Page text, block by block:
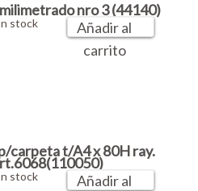
nro 3 (44140)
stock
Añadir al
carrito
carpeta t/A4 x 80H ray.
stock
Añadir al